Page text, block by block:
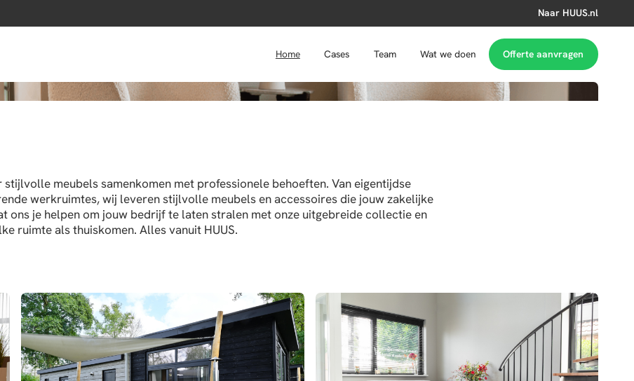
Naar HUUS.nl
Home Cases Team Wat we doen Offerte aanvragen
met
stijlvolle meubels samenkomen met professionele behoeften. Van eigentijdse
werkruimtes, wij leveren stijlvolle meubels en accessoires die jouw zakelijke
ons je helpen om jouw bedrijf te laten stralen met onze uitgebreide collectie en
ruimte als thuiskomen. Alles vanuit HUUS.